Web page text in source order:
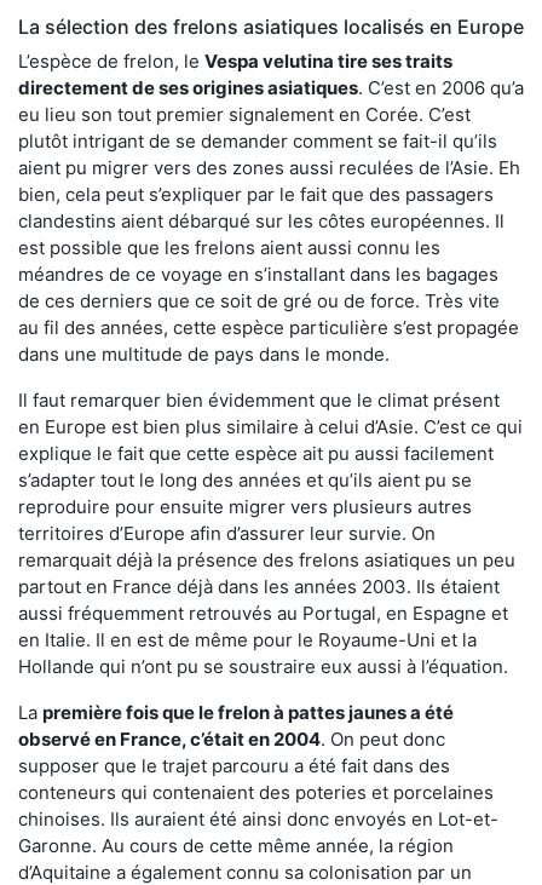
La sélection des frelons asiatiques localisés en Europe
L’espèce de frelon, le Vespa velutina tire ses traits
directement de ses origines asiatiques. C’est en 2006 qu’a
eu lieu son tout premier signalement en Corée. C’est
plutôt intrigant de se demander comment se fait-il qu’ils
aient pu migrer vers des zones aussi reculées de l’Asie. Eh
bien, cela peut s’expliquer par le fait que des passagers
clandestins aient débarqué sur les côtes européennes. Il
est possible que les frelons aient aussi connu les
méandres de ce voyage en s’installant dans les bagages
de ces derniers que ce soit de gré ou de force. Très vite
au fil des années, cette espèce particulière s’est propagée
dans une multitude de pays dans le monde.
Il faut remarquer bien évidemment que le climat présent
en Europe est bien plus similaire à celui d’Asie. C’est ce qui
explique le fait que cette espèce ait pu aussi facilement
s’adapter tout le long des années et qu’ils aient pu se
reproduire pour ensuite migrer vers plusieurs autres
territoires d’Europe afin d’assurer leur survie. On
remarquait déjà la présence des frelons asiatiques un peu
partout en France déjà dans les années 2003. Ils étaient
aussi fréquemment retrouvés au Portugal, en Espagne et
en Italie. Il en est de même pour le Royaume-Uni et la
Hollande qui n’ont pu se soustraire eux aussi à l’équation.
La première fois que le frelon à pattes jaunes a été
observé en France, c’était en 2004. On peut donc
supposer que le trajet parcouru a été fait dans des
conteneurs qui contenaient des poteries et porcelaines
chinoises. Ils auraient été ainsi donc envoyés en Lot-et-
Garonne. Au cours de cette même année, la région
d’Aquitaine a également connu sa colonisation par un